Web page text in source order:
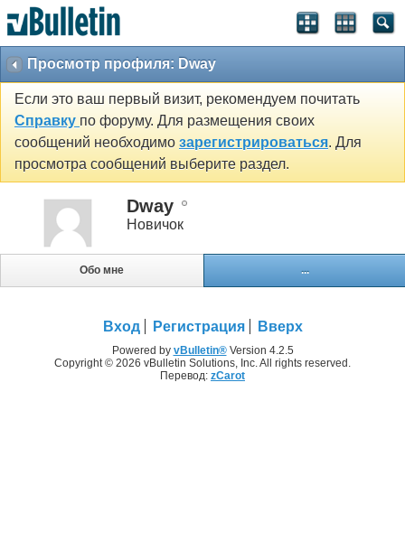
Просмотр профиля: Dway
Если это ваш первый визит, рекомендуем почитать
Справку по форуму. Для размещения своих
сообщений необходимо зарегистрироваться. Для
просмотра сообщений выберите раздел.
Dway
Новичок
Обо мне ...
Вход Регистрация Вверх
Powered by vBulletin®Version 4.2.5
Copyright © 2026 vBulletin Solutions, Inc. All rights reserved.
Перевод: zCarot